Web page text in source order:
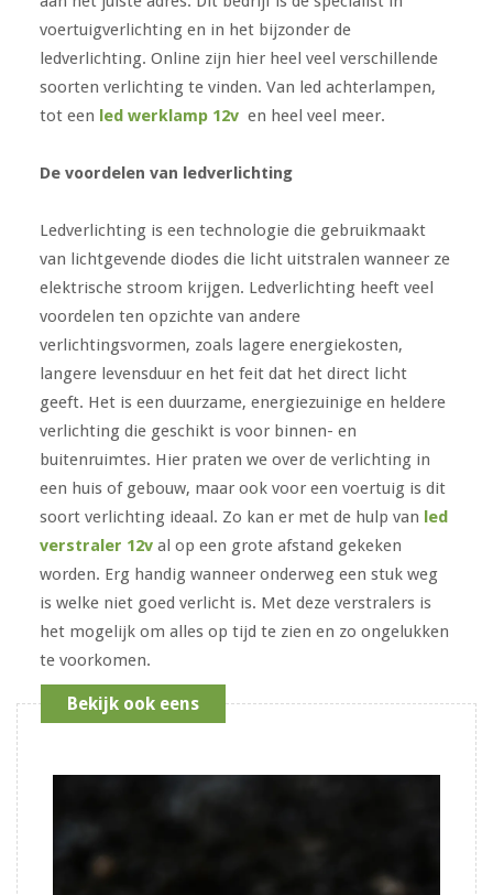
voertuigverlichting en in het bijzonder de
ledverlichting. Online zijn hier heel veel verschillende
soorten verlichting te vinden. Van led achterlampen,
tot een led werklamp 12ven heel veel meer.
De voordelen van ledverlichting
Ledverlichting is een technologie die gebruikmaakt
van lichtgevende diodes die licht uitstralen wanneer ze
elektrische stroom krijgen. Ledverlichting heeft veel
voordelen ten opzichte van andere
verlichtingsvormen, zoals lagere energiekosten,
langere levensduur en het feit dat het direct licht
geeft. Het is een duurzame, energiezuinige en heldere
verlichting die geschikt is voor binnen- en
buitenruimtes. Hier praten we over de verlichting in
een huis of gebouw, maar ook voor een voertuig is dit
soort verlichting ideaal. Zo kan er met de hulp van led
verstraler 12val op een grote afstand gekeken
worden. Erg handig wanneer onderweg een stuk weg
is welke niet goed verlicht is. Met deze verstralers is
het mogelijk om alles op tijd te zien en zo ongelukken
te voorkomen.
Bekijk ook eens